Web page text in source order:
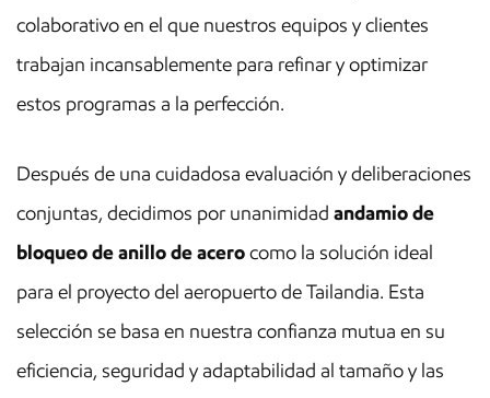
colaborativo en el que nuestros equipos y clientes
trabajan incansablemente para refinar y optimizar
estos programas a la perfección.
Después de una cuidadosa evaluación y deliberaciones
conjuntas, decidimos por unanimidad andamio de
bloqueo de anillo de acerocomo la solución ideal
para el proyecto del aeropuerto de Tailandia. Esta
selección se basa en nuestra confianza mutua en su
eficiencia, seguridad y adaptabilidad al tamaño y las